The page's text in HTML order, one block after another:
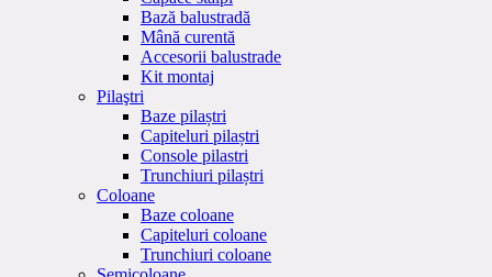
Bază balustradă
Mână curentă
Accesorii balustrade
Kit montaj
Pilaştri
Baze pilaștri
Capiteluri pilaștri
Console pilastri
Trunchiuri pilaștri
Coloane
Baze coloane
Capiteluri coloane
Trunchiuri coloane